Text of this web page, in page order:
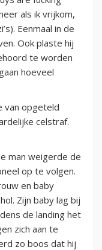
als ik vrijkom,
Eenmaal in de
Ook plaste hij
te worden
hoeveel
van opgeteld
celstraf.
man weigerde de
op te volgen.
en baby
Zijn baby lag bij
de landing het
zich aan te
zo boos dat hij